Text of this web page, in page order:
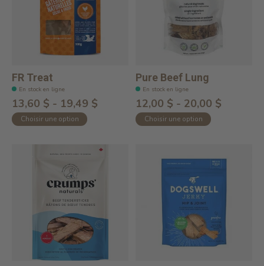
FR Treat
En stock en ligne
13,60 $ - 19,49 $
Choisir une option
Pure Beef Lung
En stock en ligne
12,00 $ - 20,00 $
Choisir une option